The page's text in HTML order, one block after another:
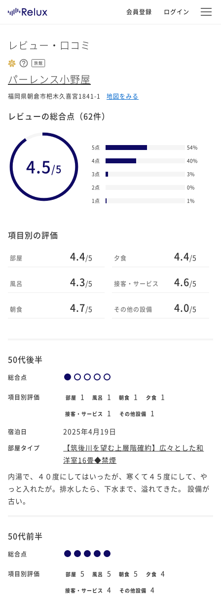
会員登録 ログイン
レビュー・口コミ
旅館
パーレンス小野屋
福岡県朝倉市杷木久喜宮1841-1 地図をみる
レビューの総合点 （62件）
4.5/5
5点 54%
4点
40%
3点
3%
2点
0%
1点
1%
項目別の評価
部屋 4.4/5
風呂 4.3/5
朝食 4.7/5
夕食 4.4/5
接客・サービス 4.6/5
その他の設備 4.0/5
50代後半
総合点
項目別評価 部屋 1 風呂 1 朝食 1 夕食 1
接客・サービス 1 その他設備 1
宿泊日 2025年4月19日
部屋タイプ
【筑後川を望む上層階確約】広々とした和
洋室16畳◆禁煙
内湯で、４０度にしてはいったが、寒くて４５度にして、や
っと入れたが。排水したら、下水まで、溢れてきた。 設備が
古い。
50代前半
総合点
項目別評価 部屋 5 風呂 5 朝食 5 夕食 4
接客・サービス 4 その他設備 4